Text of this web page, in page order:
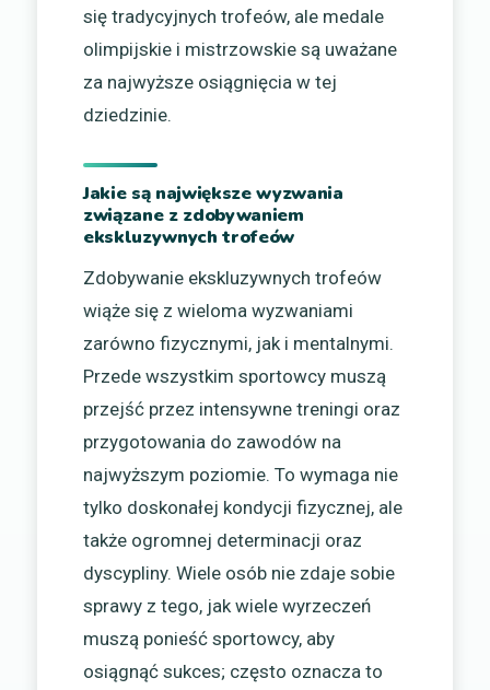
się tradycyjnych trofeów, ale medale
olimpijskie i mistrzowskie są uważane
za najwyższe osiągnięcia w tej
dziedzinie.
Jakie są największe wyzwania
związane z zdobywaniem
ekskluzywnych trofeów
Zdobywanie ekskluzywnych trofeów
wiąże się z wieloma wyzwaniami
zarówno fizycznymi, jak i mentalnymi.
Przede wszystkim sportowcy muszą
przejść przez intensywne treningi oraz
przygotowania do zawodów na
najwyższym poziomie. To wymaga nie
tylko doskonałej kondycji fizycznej, ale
także ogromnej determinacji oraz
dyscypliny. Wiele osób nie zdaje sobie
sprawy z tego, jak wiele wyrzeczeń
muszą ponieść sportowcy, aby
osiągnąć sukces; często oznacza to